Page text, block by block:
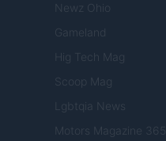
Newz Ohio
Gameland
Hig Tech Mag
Scoop Mag
Lgbtqia News
Motors Magazine 365